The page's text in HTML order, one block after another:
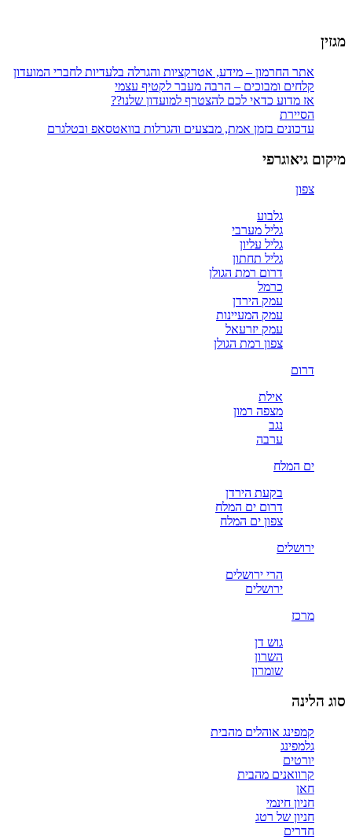
מגזין
אתר החרמון – מידע, אטרקציות והגרלה בלעדיות לחברי המועדון
קלחים ומבוכים – הרבה מעבר לקטיף עצמי
אז מדוע כדאי לכם להצטרף למועדון שלנו??
הסיירת
עדכונים בזמן אמת, מבצעים והגרלות בוואטסאפ ובטלגרם
מיקום גיאוגרפי
צפון
גלבוע
גליל מערבי
גליל עליון
גליל תחתון
דרום רמת הגולן
כרמל
עמק הירדן
עמק המעיינות
עמק יזרעאל
צפון רמת הגולן
דרום
אילת
מצפה רמון
נגב
ערבה
ים המלח
בקעת הירדן
דרום ים המלח
צפון ים המלח
ירושלים
הרי ירושלים
ירושלים
מרכז
גוש דן
השרון
שומרון
סוג הלינה
קמפינג אוהלים מהבית
גלמפינג
יורטים
קרוואנים מהבית
חאן
חניון חינמי
חניון של רטג
חדרים